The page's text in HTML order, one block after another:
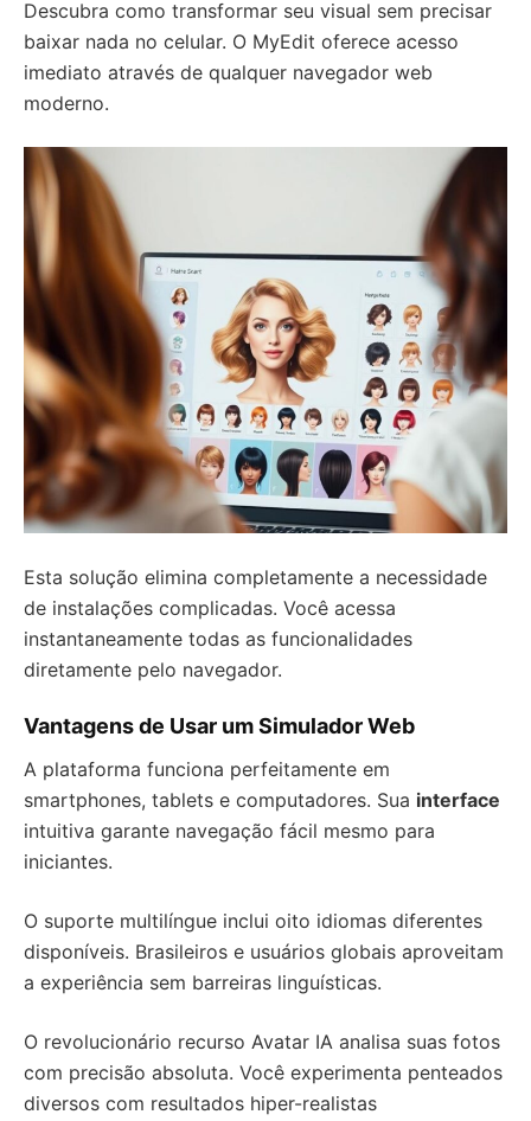
Descubra como transformar seu visual sem precisar
baixar nada no celular. O MyEdit oferece acesso
imediato através de qualquer navegador web
moderno.
Esta solução elimina completamente a necessidade
de instalações complicadas. Você acessa
instantaneamente todas as funcionalidades
diretamente pelo navegador.
Vantagens de Usar um Simulador Web
A plataforma funciona perfeitamente em
smartphones, tablets e computadores. Sua interface
intuitiva garante navegação fácil mesmo para
iniciantes.
O suporte multilíngue inclui oito idiomas diferentes
disponíveis. Brasileiros e usuários globais aproveitam
a experiência sem barreiras linguísticas.
O revolucionário recurso Avatar IA analisa suas fotos
com precisão absoluta. Você experimenta penteados
diversos com resultados hiper-realistas